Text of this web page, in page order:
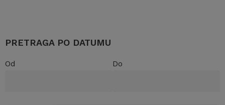
PRETRAGA PO DATUMU
Od Do